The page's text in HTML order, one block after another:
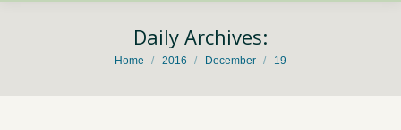
Daily Archives:
You are here:
Home 2016 December 19